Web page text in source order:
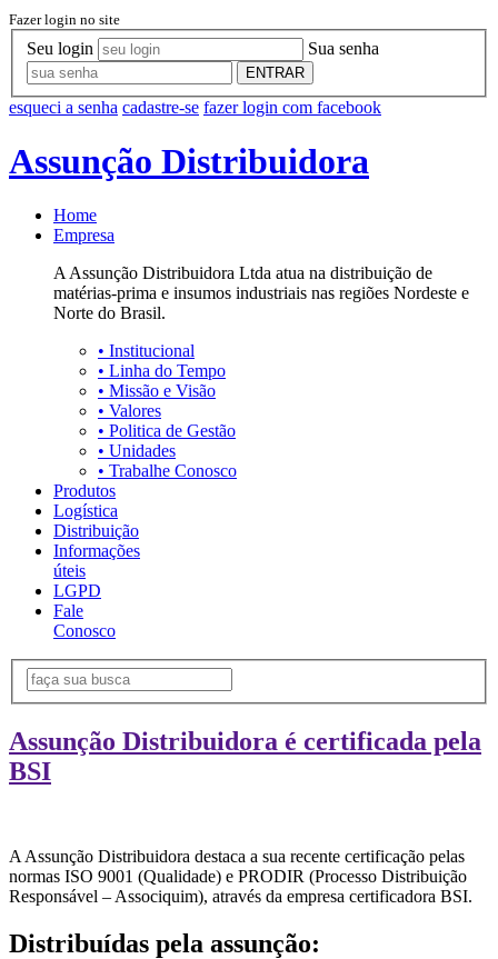
Fazer login no site
Seu login Sua senha
ENTRAR
esqueci a senha cadastre-se fazer login com facebook
Assunção Distribuidora
Home
Empresa
A Assunção Distribuidora Ltda atua na distribuição de
matérias-prima e insumos industriais nas regiões Nordeste e
Norte do Brasil.
• Institucional
• Linha do Tempo
• Missão e Visão
• Valores
• Politica de Gestão
• Unidades
• Trabalhe Conosco
Produtos
Logística
Distribuição
Informações
úteis
LGPD
Fale
Conosco
Assunção Distribuidora é certificada pela
BSI
A Assunção Distribuidora destaca a sua recente certificação pelas
normas ISO 9001 (Qualidade) e PRODIR (Processo Distribuição
Responsável – Associquim), através da empresa certificadora BSI.
Distribuídas pela assunção: